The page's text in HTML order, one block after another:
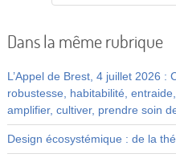
Dans la même rubrique
L’Appel de Brest, 4 juillet 2026 :
robustesse, habitabilité,
amplifier, cultiver, prendre soin
Design écosystémique : de la